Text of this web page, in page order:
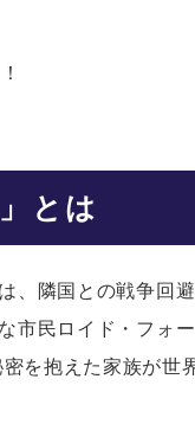
とは
、隣国との戦争回
市民ロイド・フォ
を抱えた家族が世